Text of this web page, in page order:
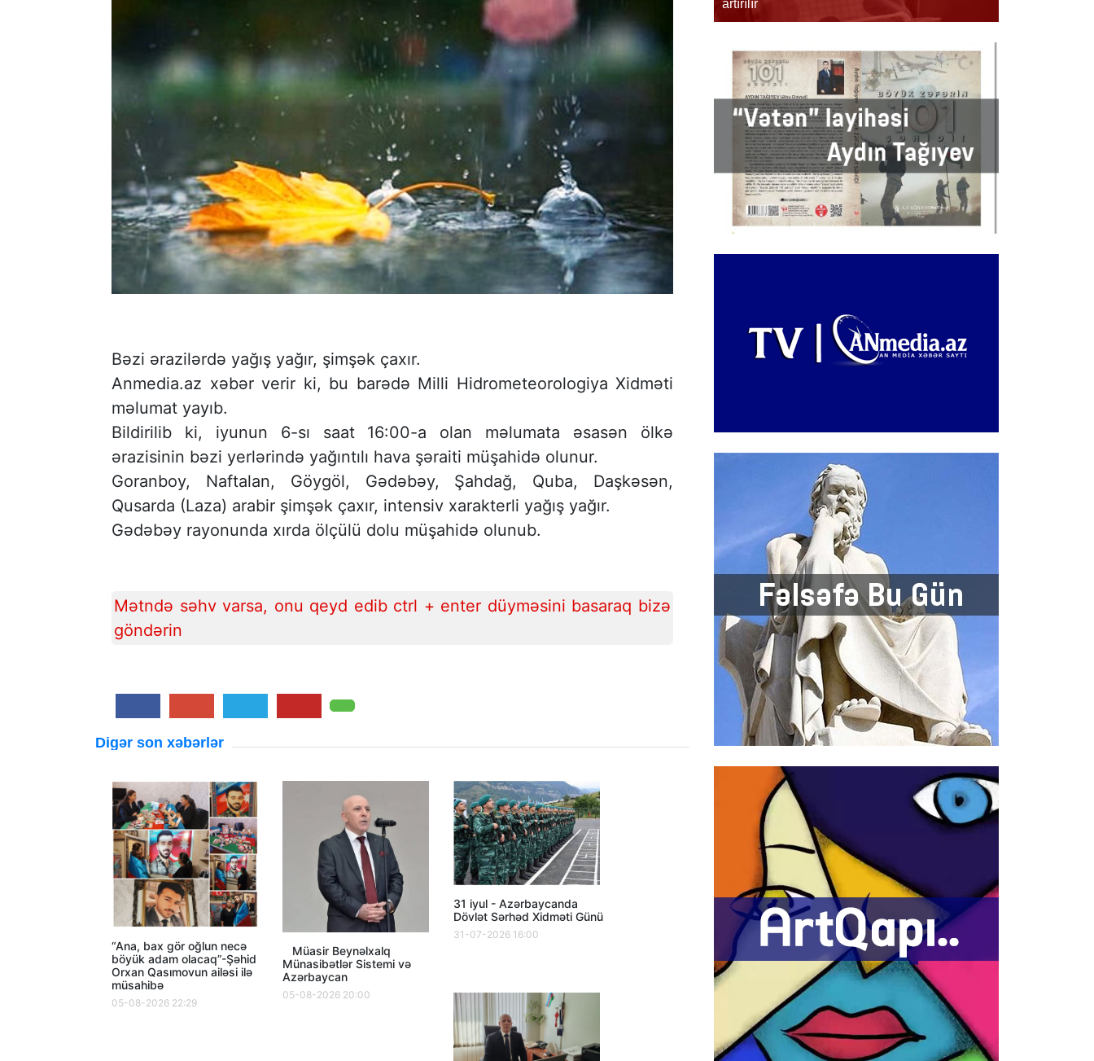
Bəzi ərazilərdə yağış yağır, şimşək çaxır.
Anmedia.az xəbər verir ki, bu barədə Milli Hidrometeorologiya Xidməti
məlumat yayıb.
Bildirilib ki, iyunun 6-sı saat 16:00-a olan məlumata əsasən ölkə
ərazisinin bəzi yerlərində yağıntılı hava şəraiti müşahidə olunur.
Goranboy, Naftalan, Göygöl, Gədəbəy, Şahdağ, Quba, Daşkəsən,
Qusarda (Laza) arabir şimşək çaxır, intensiv xarakterli yağış yağır.
Gədəbəy rayonunda xırda ölçülü dolu müşahidə olunub.
Mətndə səhv varsa, onu qeyd edib ctrl + enter düyməsini basaraq bizə
göndərin
Digər son xəbərlər
“Ana, bax gör oğlun necə
böyük adam olacaq”-Şəhid
Orxan Qasımovun ailəsi ilə
müsahibə
05-08-2026 22:29
Müasir Beynəlxalq
Münasibətlər Sistemi və
Azərbaycan
05-08-2026 20:00
31 iyul - Azərbaycanda
Dövlət Sərhəd Xidməti Günü
31-07-2026 16:00
artırılır